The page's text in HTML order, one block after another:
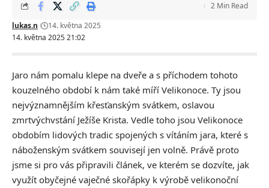
14. května 2025 21:02
lukas.n 14. května 2025
2 Min Read
Jaro nám pomalu klepe na dveře a s příchodem tohoto
kouzelného období k nám také míří Velikonoce. Ty jsou
nejvýznamnějším křesťanským svátkem, oslavou
zmrtvýchvstání Ježíše Krista. Vedle toho jsou Velikonoce
obdobím lidových tradic spojených s vítáním jara, které s
náboženským svátkem souvisejí jen volně. Právě proto
jsme si pro vás připravili článek, ve kterém se dozvíte, jak
využít obyčejné vaječné skořápky k výrobě velikonoční